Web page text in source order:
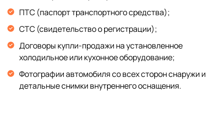
ПТС (паспорт транспортного средства);
СТС (свидетельство о регистрации);
Договоры купли-продажи на установленное
холодильное или кухонное оборудование;
Фотографии автомобиля со всех сторон снаружи и
детальные снимки внутреннего оснащения.